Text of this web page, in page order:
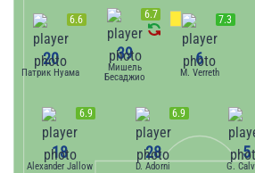
6.9
18
Alexander Jallow
6.9
28
D. Adorni
5
G.
6.6
20
Патрик Нуама
6.7
39
Мишель
Бесаджио
7.3
6
M. Verreth